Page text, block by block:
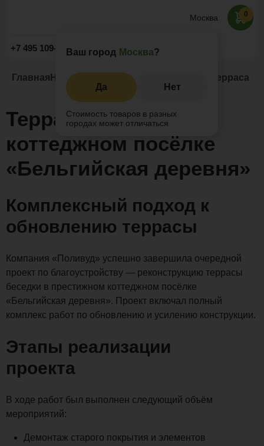
Москва
Ваш город Москва?
Да Нет
Стоимость товаров в разных
городах может отличаться
+7 495 109-52-09 Заказать звонок
0
Главная Наши проекты Открытые террасы Терраса
Терраса беседки в
коттеджном посёлке
«Бельгийская деревня»
Комплексный подход к
обновлению террасы
Компания «Поливуд» успешно завершила очередной
проект по благоустройству — реконструкцию террасы
беседки в престижном коттеджном посёлке
«Бельгийская деревня». Проект включал полный
комплекс работ по обновлению и усилению конструкции.
Этапы реализации
проекта
В ходе работ был выполнен следующий объём
мероприятий:
Демонтаж старого покрытия и элементов